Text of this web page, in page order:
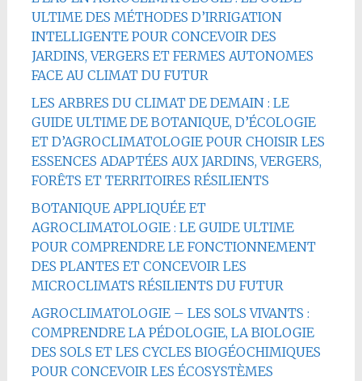
ULTIME DES MÉTHODES D’IRRIGATION
INTELLIGENTE POUR CONCEVOIR DES
JARDINS, VERGERS ET FERMES AUTONOMES
FACE AU CLIMAT DU FUTUR
LES ARBRES DU CLIMAT DE DEMAIN : LE
GUIDE ULTIME DE BOTANIQUE, D’ÉCOLOGIE
ET D’AGROCLIMATOLOGIE POUR CHOISIR LES
ESSENCES ADAPTÉES AUX JARDINS, VERGERS,
FORÊTS ET TERRITOIRES RÉSILIENTS
BOTANIQUE APPLIQUÉE ET
AGROCLIMATOLOGIE : LE GUIDE ULTIME
POUR COMPRENDRE LE FONCTIONNEMENT
DES PLANTES ET CONCEVOIR LES
MICROCLIMATS RÉSILIENTS DU FUTUR
AGROCLIMATOLOGIE – LES SOLS VIVANTS :
COMPRENDRE LA PÉDOLOGIE, LA BIOLOGIE
DES SOLS ET LES CYCLES BIOGÉOCHIMIQUES
POUR CONCEVOIR LES ÉCOSYSTÈMES